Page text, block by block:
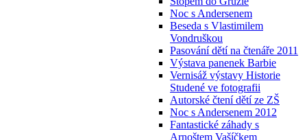
Noc s Andersenem
Beseda s Vlastimilem
Vondruškou
Pasování dětí na čtenáře 2011
Výstava panenek Barbie
Vernisáž výstavy Historie
Studené ve fotografii
Autorské čtení dětí ze ZŠ
Noc s Andersenem 2012
Fantastické záhady s
Arnoštem Vašíčkem